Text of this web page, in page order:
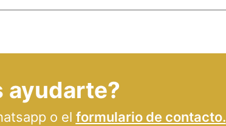
ayudarte?
o el formulario de contacto.